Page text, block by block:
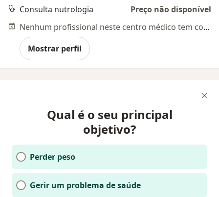
Consulta nutrologia
Preço não disponível
Nenhum profissional neste centro médico tem consultas disponíveis
Mostrar perfil
Qual é o seu principal
objetivo?
Perder peso
Gerir um problema de saúde